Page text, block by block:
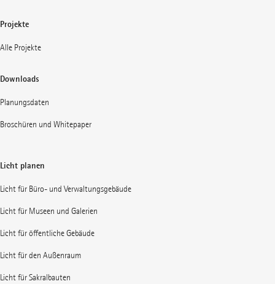
Projekte
Alle Projekte
Downloads
Planungsdaten
Broschüren und Whitepaper
Licht planen
Licht für Büro- und Verwaltungsgebäude
Licht für Museen und Galerien
Licht für öffentliche Gebäude
Licht für den Außenraum
Licht für Sakralbauten